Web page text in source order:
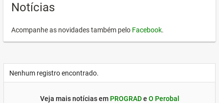
Notícias
Acompanhe as novidades também pelo Facebook.
Nenhum registro encontrado.
Veja mais notícias em PROGRADe O Perobal